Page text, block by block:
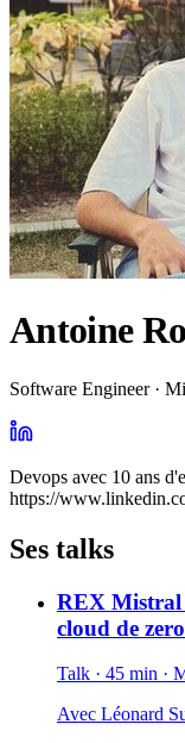
Antoine
Software Engineer ·
Devops avec 10 ans
https://
Ses talks
REX Mistral
cloud de
Talk · 45 min ·
Avec Léonard